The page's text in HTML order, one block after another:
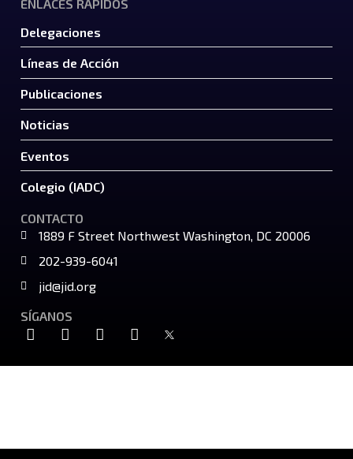
ENLACES RÁPIDOS
Delegaciones
Líneas de Acción
Publicaciones
Noticias
Eventos
Colegio (IADC)
CONTACTO
1889 F Street Northwest Washington, DC 20006
202-939-6041
jid@jid.org
SÍGANOS